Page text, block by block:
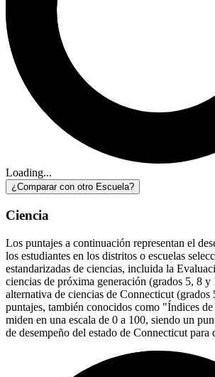
Loading...
¿Comparar con otro Escuela?
Ciencia
Los puntajes a continuación representan el
los estudiantes en los distritos o escuelas
estandarizadas de ciencias, incluida la
ciencias de próxima generación (grados 5, 8
alternativa de ciencias de Connecticut (grados
puntajes, también conocidos como "Índices de
miden en una escala de 0 a 100, siendo un
de desempeño del estado de Connecticut para